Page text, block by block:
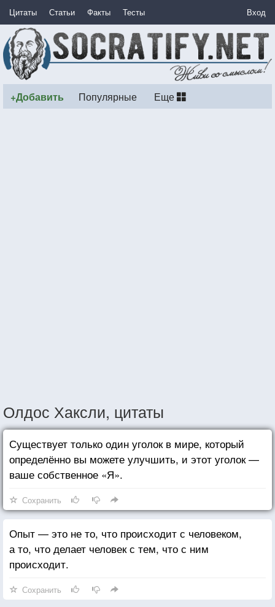
Цитаты Статьи Факты Тесты Вход
+Добавить Популярные Еще
Олдос Хаксли, цитаты
Существует только один уголок в мире, который
определённо вы можете улучшить, и этот уголок —
ваше собственное «Я».
Сохранить
Опыт — это не то, что происходит с человеком,
а то, что делает человек с тем, что с ним
происходит.
Сохранить